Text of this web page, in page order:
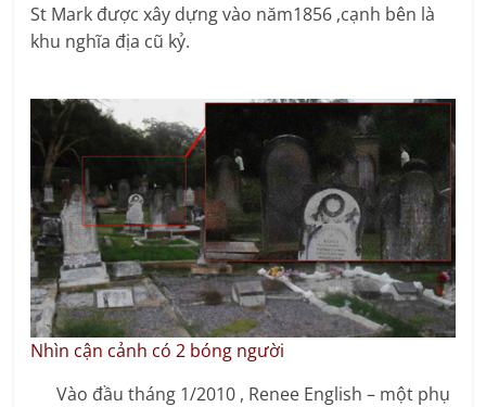
St Mark được xây dựng vào năm1856 ,cạnh bên là
khu nghĩa địa cũ kỷ.
Nhìn cận cảnh có 2 bóng người
Vào đầu tháng 1/2010 , Renee English – một phụ